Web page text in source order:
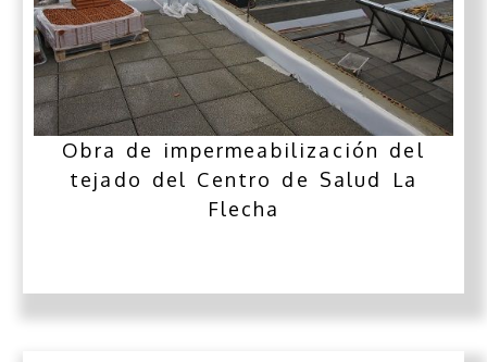
Obra de impermeabilización del
tejado del Centro de Salud La
Flecha